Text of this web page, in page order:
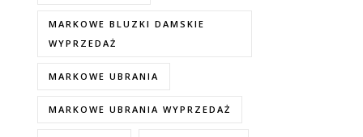
MARKOWE BLUZKI DAMSKIE
WYPRZEDAŻ
MARKOWE UBRANIA
MARKOWE UBRANIA WYPRZEDAŻ